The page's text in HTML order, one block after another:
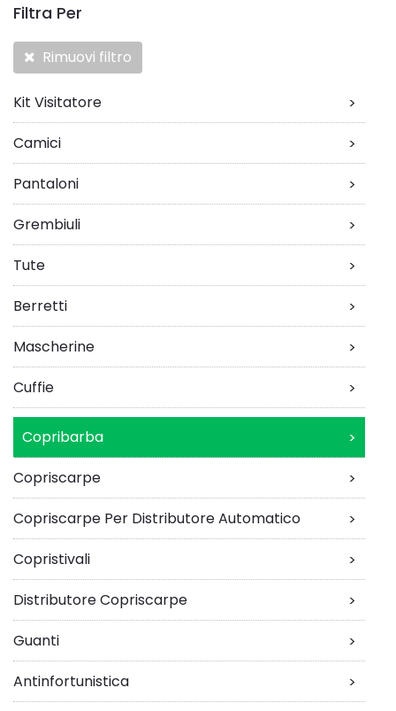
Filtra Per
Rimuovi filtro
Kit Visitatore
>
Camici
>
Pantaloni
>
Grembiuli
>
Tute
>
Berretti
>
Mascherine
>
Cuffie
>
Copribarba
>
Copriscarpe
>
Copriscarpe Per Distributore Automatico
>
Copristivali
>
Distributore Copriscarpe
>
Guanti
>
Antinfortunistica
>